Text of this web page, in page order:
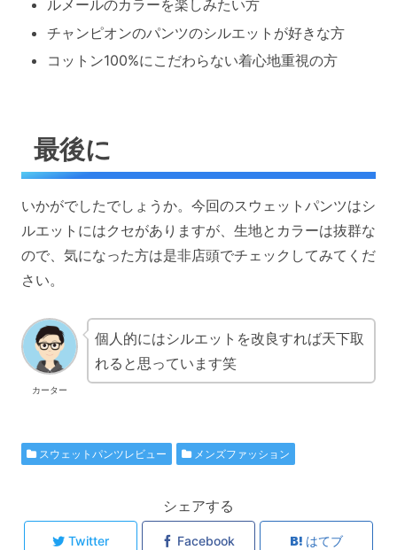
ルメールのカラーを楽しみたい方
チャンピオンのパンツのシルエットが好きな方
コットン100%にこだわらない着心地重視の方
最後に
いかがでしたでしょうか。今回のスウェットパンツはシ
ルエットにはクセがありますが、生地とカラーは抜群な
ので、気になった方は是非店頭でチェックしてみてくだ
さい。
カーター
個人的にはシルエットを改良すれば天下取
れると思っています笑
スウェットパンツレビュー メンズファッション
シェアする
Twitter Facebook はてブ